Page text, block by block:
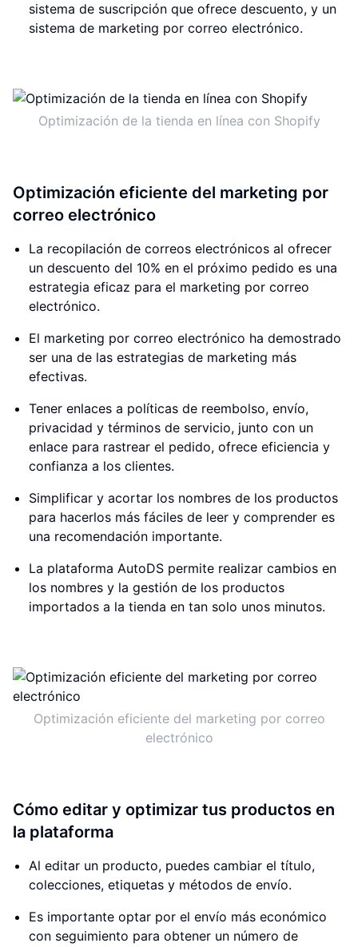
sistema de suscripción que ofrece descuento, y un
sistema de marketing por correo electrónico.
Optimización de la tienda en línea con Shopify
Optimización eficiente del marketing por
correo electrónico
La recopilación de correos electrónicos al ofrecer
un descuento del 10% en el próximo pedido es una
estrategia eficaz para el marketing por correo
electrónico.
El marketing por correo electrónico ha demostrado
ser una de las estrategias de marketing más
efectivas.
Tener enlaces a políticas de reembolso, envío,
privacidad y términos de servicio, junto con un
enlace para rastrear el pedido, ofrece eficiencia y
confianza a los clientes.
Simplificar y acortar los nombres de los productos
para hacerlos más fáciles de leer y comprender es
una recomendación importante.
La plataforma AutoDS permite realizar cambios en
los nombres y la gestión de los productos
importados a la tienda en tan solo unos minutos.
Optimización eficiente del marketing por correo
electrónico
Cómo editar y optimizar tus productos en
la plataforma
Al editar un producto, puedes cambiar el título,
colecciones, etiquetas y métodos de envío.
Es importante optar por el envío más económico
con seguimiento para obtener un número de